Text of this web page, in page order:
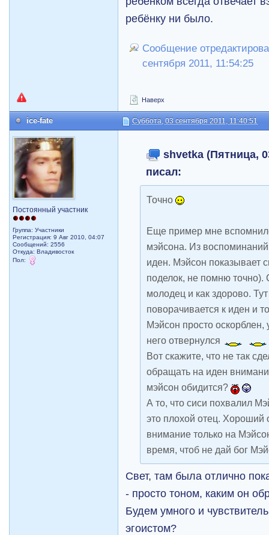
ребёнку ни было.
Сообщение
сентября 2011, 11:54:25
Наверх
ice-fate Суббота, 03 сентября 2011, 11:40:51
Постоянный участник
Группа: Участники
Регистрация: 9 Авг 2010, 04:07
Сообщений: 2556
Откуда: Владивосток
Пол:
shvetka (Пятница,
писал:
Точно
Еще пример мне
мэйсона. Из
иден. Мэйсон показывает
поделок, не помню точно).
молодец и как здорово.
поворачивается к иден и
Мэйсон просто оскорблен,
него отвернулся
Вот скажите, что не так
обращать на иден
мэйсон обидится?
А то, что сиси похвалил
это плохой отец.
внимание только на
время, чтоб не дай бог
Свет, там была отлично
- просто тоном, каким он
Будем умного и
эгоистом?